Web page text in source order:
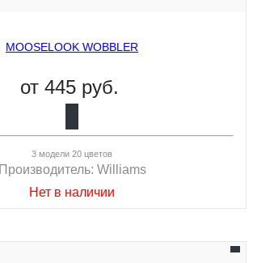
MOOSELOOK WOBBLER
от 445 руб.
3 модели 20 цветов
Производитель: Williams
Нет в наличии